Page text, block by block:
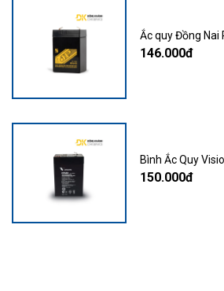
Ắc quy Đồng Nai
146.000đ
Bình Ắc Quy
150.000đ